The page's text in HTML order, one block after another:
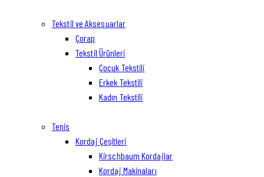
Tekstil ve Aksesuarlar
Çorap
Tekstil Ürünleri
Çocuk Tekstili
Erkek Tekstili
Kadın Tekstili
Tenis
Kordaj Çeşitleri
Kirschbaum Kordajlar
Kordaj Makinaları